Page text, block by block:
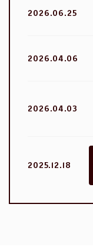
2026.06.25
2026.04.06
2026.04.03
2025.12.18